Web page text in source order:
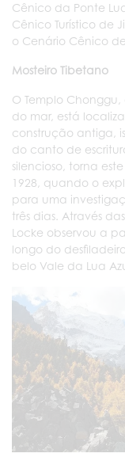
Cênico da Ponte
Cênico Turístico de
o Cenário Cênico
Mosteiro Tibetano
O Templo
do mar, está
construção antiga,
do canto de
silencioso, torna
1928, quando o
para uma
três dias. Através
Locke observou a
longo do
belo Vale da Lua